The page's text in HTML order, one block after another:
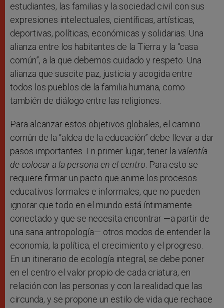
estudiantes, las familias y la sociedad civil con sus
expresiones intelectuales, científicas, artísticas,
deportivas, políticas, económicas y solidarias. Una
alianza entre los habitantes de la Tierra y la “casa
común”, a la que debemos cuidado y respeto. Una
alianza que suscite paz, justicia y acogida entre
todos los pueblos de la familia humana, como
también de diálogo entre las religiones.
Para alcanzar estos objetivos globales, el camino
común de la “aldea de la educación” debe llevar a dar
pasos importantes. En primer lugar, tener la valentía
de colocar a la persona en el centro. Para esto se
requiere firmar un pacto que anime los procesos
educativos formales e informales, que no pueden
ignorar que todo en el mundo está íntimamente
conectado y que se necesita encontrar —a partir de
una sana antropología— otros modos de entender la
economía, la política, el crecimiento y el progreso.
En un itinerario de ecología integral, se debe poner
en el centro el valor propio de cada criatura, en
relación con las personas y con la realidad que las
circunda, y se propone un estilo de vida que rechace